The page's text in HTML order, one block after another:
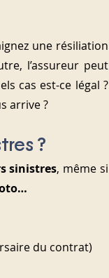
une résiliation
l’assureur peut
cas est-ce légal ?
arrive ?
?
sinistres, même si
du contrat)